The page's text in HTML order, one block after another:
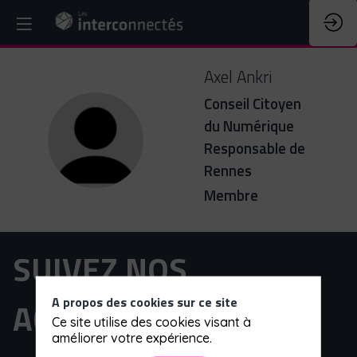
AA
Axel Ankri
Conseil Citoyen
du Numérique
Responsable de
Rennes
Membre
SUIVEZ NOS
ACTUALITÉS
A propos des cookies sur ce site
Ce site utilise des cookies visant à
améliorer votre expérience.